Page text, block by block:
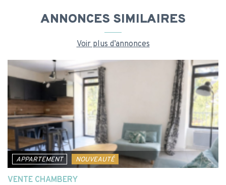
ANNONCES SIMILAIRES
Voir plus d’annonces
APPARTEMENT NOUVEAUTÉ
VENTE CHAMBERY